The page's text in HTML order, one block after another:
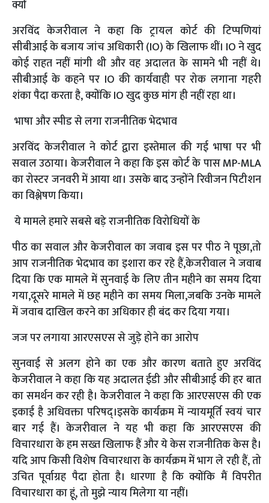
क्यों
अरविंद केजरीवाल ने कहा कि ट्रायल कोर्ट की टिप्पणियां
सीबीआई के बजाय जांच अधिकारी (IO) के खिलाफ थीं। IO ने खुद
कोई राहत नहीं मांगी थी और वह अदालत के सामने भी नहीं थे।
सीबीआई के कहने पर IO की कार्यवाही पर रोक लगाना गहरी
शंका पैदा करता है, क्योंकि IO खुद कुछ मांग ही नहीं रहा था।
भाषा और स्पीड से लगा राजनीतिक भेदभाव
अरविंद केजरीवाल ने कोर्ट द्वारा इस्तेमाल की गई भाषा पर भी
सवाल उठाया। केजरीवाल ने कहा कि इस कोर्ट के पास MP-MLA
का रोस्टर जनवरी में आया था। उसके बाद उन्होंने रिवीजन पिटीशन
का विश्लेषण किया।
ये मामले हमारे सबसे बड़े राजनीतिक विरोधियों के
पीठ का सवाल और केजरीवाल का जवाब इस पर पीठ ने पूछा,तो
आप राजनीतिक भेदभाव का इशारा कर रहे हैं,केजरीवाल ने जवाब
दिया कि एक मामले में सुनवाई के लिए तीन महीने का समय दिया
गया,दूसरे मामले में छह महीने का समय मिला,जबकि उनके मामले
में जवाब दाखिल करने का अधिकार ही बंद कर दिया गया।
जज पर लगाया आरएसएस से जुड़े होने का आरोप
सुनवाई से अलग होने का एक और कारण बताते हुए अरविंद
केजरीवाल ने कहा कि यह अदालत ईडी और सीबीआई की हर बात
का समर्थन कर रही है। केजरीवाल ने कहा कि आरएसएस की एक
इकाई है अधिवक्ता परिषद्।इसके कार्यक्रम में न्यायमूर्ति स्वयं चार
बार गई हैं। केजरीवाल ने यह भी कहा कि आरएसएस की
विचारधारा के हम सख्त खिलाफ हैं और ये केस राजनीतिक केस है।
यदि आप किसी विशेष विचारधारा के कार्यक्रम में भाग ले रही हैं, तो
उचित पूर्वाग्रह पैदा होता है। धारणा है कि क्योंकि मैं विपरीत
विचारधारा का हूं, तो मुझे न्याय मिलेगा या नहीं।